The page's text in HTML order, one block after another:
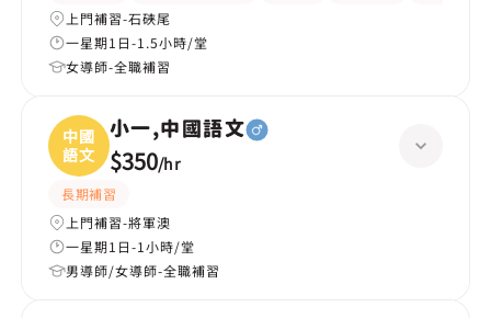
上門補習-石硤尾
一星期1日-1.5小時/堂
女導師-全職補習
中國
語文
小一,中國語文
$350/hr
長期補習
上門補習-將軍澳
一星期1日-1小時/堂
男導師/女導師-全職補習